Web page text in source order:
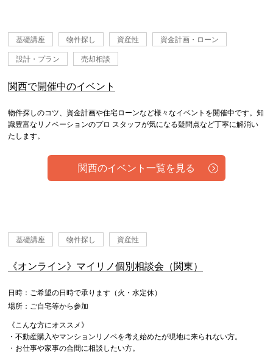
基礎講座 物件探し 資産性 資金計画・ローン
設計・プラン 売却相談
関西で開催中のイベント
物件探しのコツ、資金計画や住宅ローンなど様々なイベントを開催中です。知
識豊富なリノベーションのプロ スタッフが気になる疑問点など丁寧に解消い
たします。
関西のイベント一覧を見る
基礎講座 物件探し 資産性
《オンライン》マイリノ個別相談会（関東）
日時：ご希望の日時で承ります（火・水定休）
場所：ご自宅等から参加
《こんな方にオススメ》
・不動産購入やマンションリノベを考え始めたが現地に来られない方。
・お仕事や家事の合間に相談したい方。